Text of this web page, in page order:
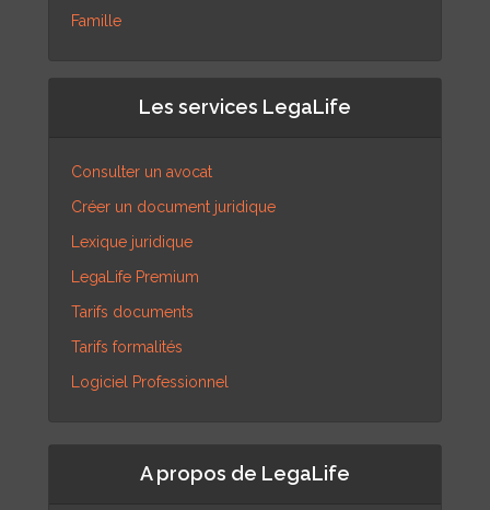
Famille
Les services LegaLife
Consulter un avocat
Créer un document juridique
Lexique juridique
LegaLife Premium
Tarifs documents
Tarifs formalités
Logiciel Professionnel
A propos de LegaLife